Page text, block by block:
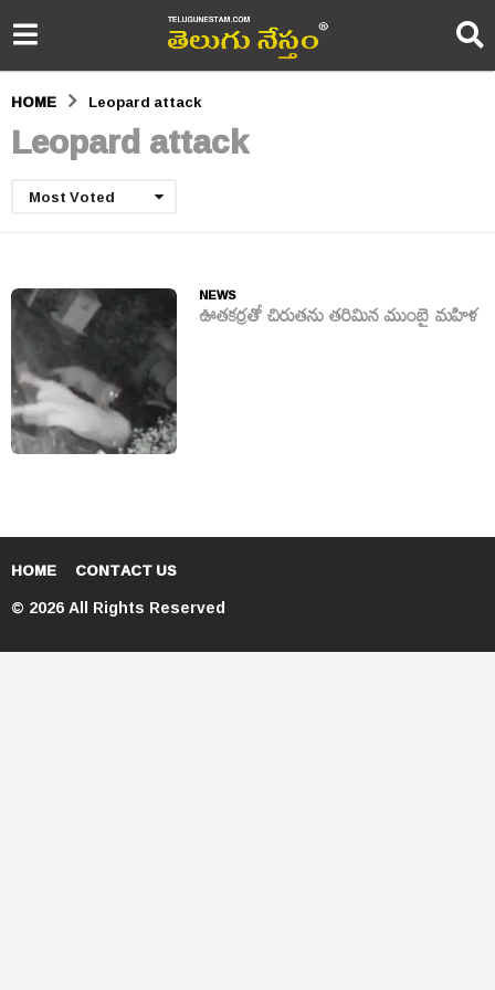
HOME Leopard attack
Leopard attack
Most Voted
NEWS
ఊతకర్రతో చిరుతను తరిమిన ముంబై మహిళ
HOME CONTACT US
© 2026 All Rights Reserved